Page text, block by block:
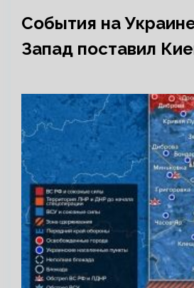
События на
Запад поставил